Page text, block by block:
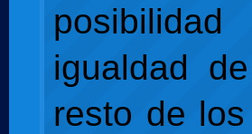
igualdad
resto de